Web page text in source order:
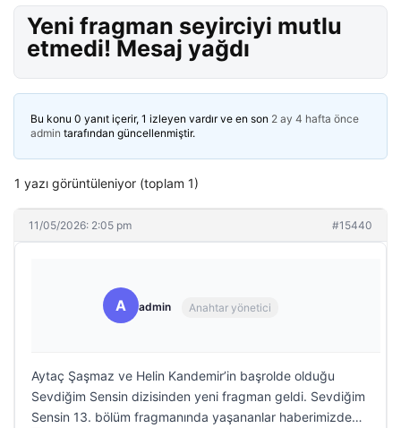
Yeni fragman seyirciyi mutlu
etmedi! Mesaj yağdı
Bu konu 0 yanıt içerir, 1 izleyen vardır ve en son 2 ay 4 hafta önce
admin tarafından güncellenmiştir.
1 yazı görüntüleniyor (toplam 1)
11/05/2026: 2:05 pm #15440
A admin Anahtar yönetici
Aytaç Şaşmaz ve Helin Kandemir’in başrolde olduğu
Sevdiğim Sensin dizisinden yeni fragman geldi. Sevdiğim
Sensin 13. bölüm fragmanında yaşananlar haberimizde…